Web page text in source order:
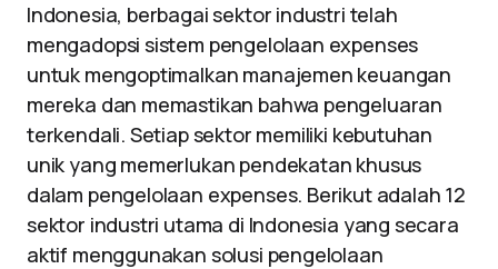
Indonesia, berbagai sektor industri telah
mengadopsi sistem pengelolaan expenses
untuk mengoptimalkan manajemen keuangan
mereka dan memastikan bahwa pengeluaran
terkendali. Setiap sektor memiliki kebutuhan
unik yang memerlukan pendekatan khusus
dalam pengelolaan expenses. Berikut adalah 12
sektor industri utama di Indonesia yang secara
aktif menggunakan solusi pengelolaan